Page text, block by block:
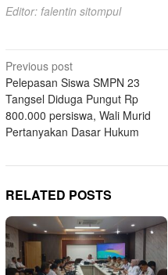
Editor: falentin sitompul
Post
navigation
Previous post
Pelepasan Siswa SMPN 23
Tangsel Diduga Pungut Rp
800.000 persiswa, Wali Murid
Pertanyakan Dasar Hukum
RELATED POSTS